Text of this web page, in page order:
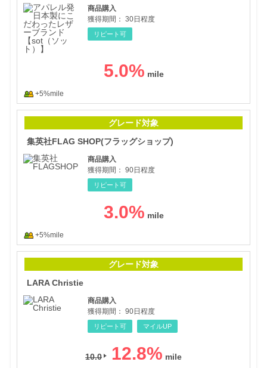
商品購入
獲得期間： 30日程度
リピート可
5.0%
+5%mile
グレード対象
集英社FLAG SHOP(フラッグショップ)
商品購入
獲得期間： 90日程度
リピート可
3.0%
+5%mile
グレード対象
LARA Christie
商品購入
獲得期間： 90日程度
リピート可 マイルUP
10.0 12.8%